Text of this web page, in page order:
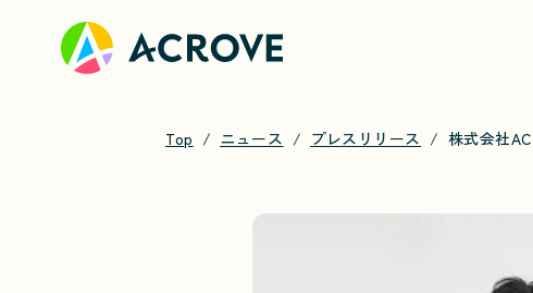
Top ニュース プレスリリース